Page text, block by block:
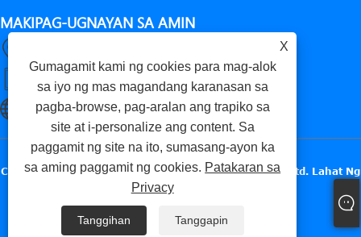
MAKIPAG-UGNAYAN SA AMIN
Gaomi, Lungsod ng Weifang, Lalawigan ng Shandong, China
+86-18653276696
luckxing@huadingcasting.com
Copyright © 2025 Gaomi Huading Precise Metals Co, Ltd. Lahat Ng
Mga Karapatan Ay Nakalaan.
Links Sitemap XML Patakaran sa Privacy
X
Gumagamit kami ng cookies para mag-alok
sa iyo ng mas magandang karanasan sa
pagba-browse, pag-aralan ang trapiko sa
site at i-personalize ang content. Sa
paggamit ng site na ito, sumasang-ayon ka
sa aming paggamit ng cookies. Patakaran sa
Privacy
Tanggihan Tanggapin